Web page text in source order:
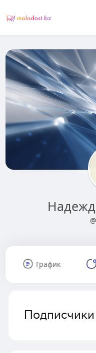
График
Подписчики